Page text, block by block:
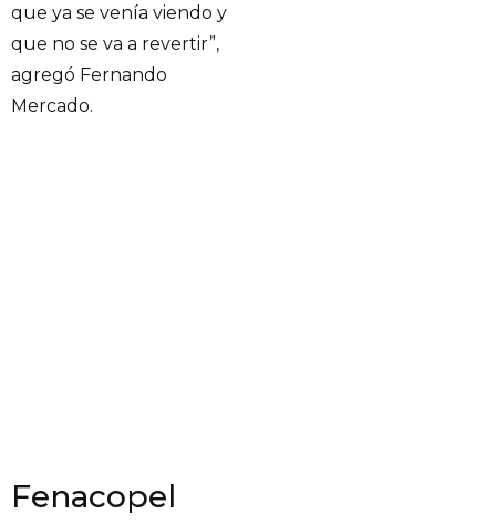
que ya se venía viendo y
que no se va a revertir”,
agregó Fernando
Mercado.
Fenacopel